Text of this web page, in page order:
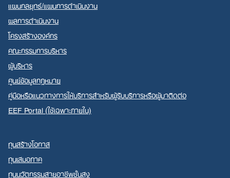
แผนกลยุทธ์/แผนการดำเนินงาน
ผลการดำเนินงาน
โครงสร้างองค์กร
คณะกรรมการบริหาร
ผู้บริหาร
ศูนย์ข้อมูลกฎหมาย
คู่มือหรือแนวทางการให้บริการสำหรับผู้รับบริการหรือผู้มาติดต่อ
EEF Portal (ใช้เฉพาะภายใน)
ทุนสร้างโอกาส
ทุนเสมอภาค
ทุนนวัตกรรมสายอาชีพชั้นสูง